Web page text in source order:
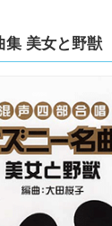
集 美女と野獣